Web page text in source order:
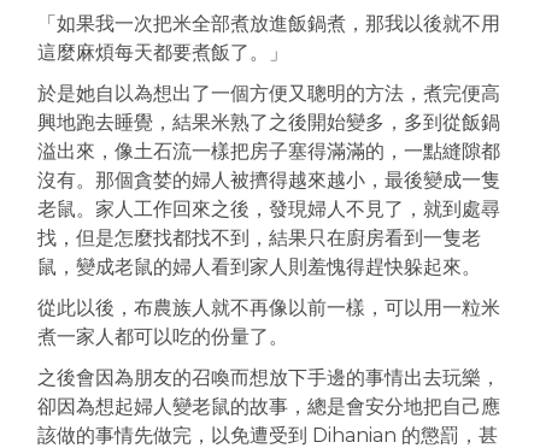
「如果我一次把米全部煮放進飯鍋煮，那我以後就不用
這麼麻煩每天都要煮飯了。」
於是她自以為想出了一個方便又聰明的方法，煮完便高
興地跑去睡覺，結果米熟了之後開始變多，多到從飯鍋
溢出來，像土石流一樣把房子塞得滿滿的，一點縫隙都
沒有。那個貪婪的婦人被擠得越來越小，最後變成一隻
老鼠。家人工作回來之後，發現婦人不見了，就到處尋
找，但是怎麼找都找不到，結果只在廚房看到一隻老
鼠，變成老鼠的婦人看到家人則羞愧得趕快躲起來。
從此以後，布農族人就不再像以前一樣，可以用一粒米
煮一家人都可以吃的份量了。
之後會因為朋友的召喚而想放下手邊的事情出去玩樂，
卻因為想起婦人變老鼠的故事，總是會安分地把自己應
該做的事情先做完，以免遭受到 Dihanian 的懲罰，甚